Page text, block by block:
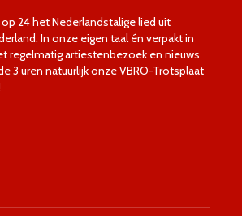
24 het Nederlandstalige lied uit
In onze eigen taal én verpakt in
regelmatig artiestenbezoek en nieuws
3 uren natuurlijk onze VBRO-Trotsplaat